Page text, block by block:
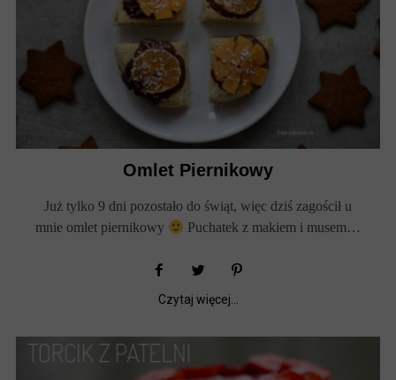
Omlet Piernikowy
Już tylko 9 dni pozostało do świąt, więc dziś zagościł u
mnie omlet piernikowy
Puchatek z makiem i musem…
Czytaj więcej...